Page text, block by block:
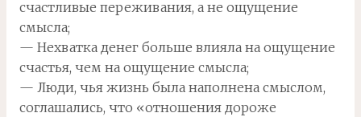
счастливые переживания, а не ощущение
смысла;
— Нехватка денег больше влияла на ощущение
счастья, чем на ощущение смысла;
— Люди, чья жизнь была наполнена смыслом,
соглашались, что «отношения дороже